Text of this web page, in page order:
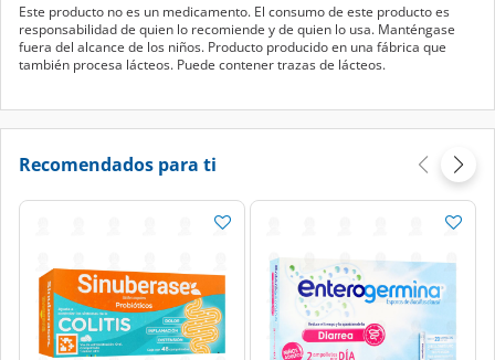
Este producto no es un medicamento. El consumo de este producto es
responsabilidad de quien lo recomiende y de quien lo usa. Manténgase
fuera del alcance de los niños. Producto producido en una fábrica que
también procesa lácteos. Puede contener trazas de lácteos.
Recomendados para ti